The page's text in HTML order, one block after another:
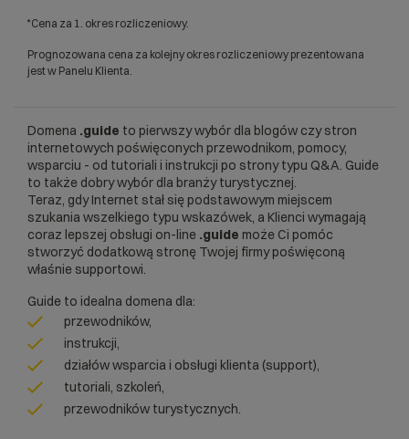
*Cena za 1. okres rozliczeniowy.
Prognozowana cena za kolejny okres rozliczeniowy prezentowana
jest w Panelu Klienta.
Domena .guide to pierwszy wybór dla blogów czy stron
internetowych poświęconych przewodnikom, pomocy,
wsparciu - od tutoriali i instrukcji po strony typu Q&A. Guide
to także dobry wybór dla branży turystycznej.
Teraz, gdy Internet stał się podstawowym miejscem
szukania wszelkiego typu wskazówek, a Klienci wymagają
coraz lepszej obsługi on-line .guide może Ci pomóc
stworzyć dodatkową stronę Twojej firmy poświęconą
właśnie supportowi.
Guide to idealna domena dla:
przewodników,
instrukcji,
działów wsparcia i obsługi klienta (support),
tutoriali, szkoleń,
przewodników turystycznych.